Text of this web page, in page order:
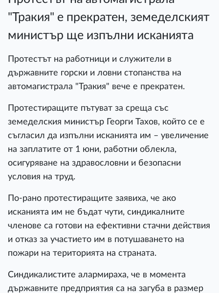
"Тракия" е прекратен, земеделският
министър ще изпълни исканията
Протестът на работници и служители в
държавните горски и ловни стопанства на
автомагистрала "Тракия" вече е прекратен.
Протестиращите пътуват за среща със
земеделския министър Георги Тахов, който се е
съгласил да изпълни исканията им – увеличение
на заплатите от 1 юни, работни облекла,
осигуряване на здравословни и безопасни
условия на труд.
По-рано протестиращите заявиха, че ако
исканията им не бъдат чути, синдикалните
членове са готови на ефективни стачни действия
и отказ за участието им в потушаването на
пожари на територията на страната.
Синдикалистите алармираха, че в момента
държавните предприятия са на загуба в размер